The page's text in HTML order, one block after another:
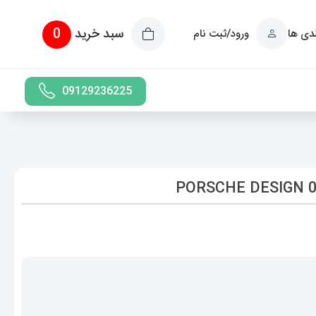
ها ورود/ثبت نام سبد خرید 0
09129236225